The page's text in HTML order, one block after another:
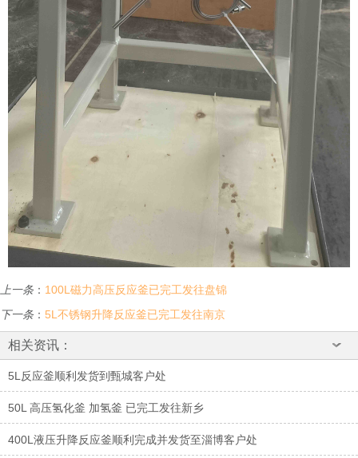
上一条： 100L磁力高压反应釜已完工发往盘锦
下一条： 5L不锈钢升降反应釜已完工发往南京
相关资讯：
5L反应釜顺利发货到甄城客户处
50L 高压氢化釜 加氢釜 已完工发往新乡
400L液压升降反应釜顺利完成并发货至淄博客户处